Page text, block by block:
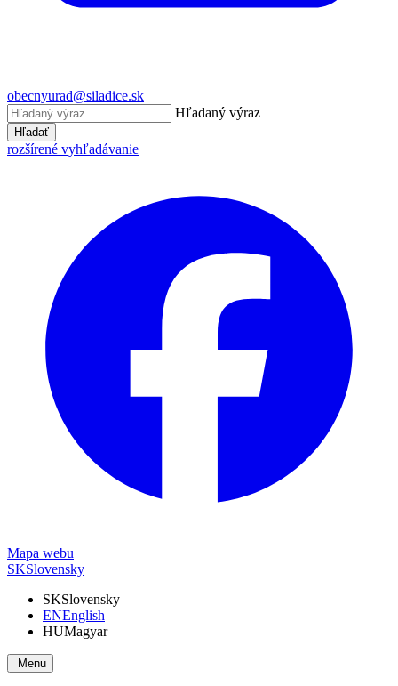
obecnyurad@siladice.sk
Hľadaný výraz
Hľadať
rozšírené vyhľadávanie
Mapa webu
SKSlovensky
SKSlovensky
ENEnglish
HUMagyar
Menu